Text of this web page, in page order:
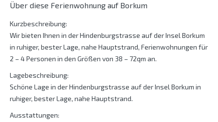
Über diese Ferienwohnung auf Borkum
Kurzbeschreibung:
Wir bieten Ihnen in der Hindenburgstrasse auf der Insel Borkum
in ruhiger, bester Lage, nahe Hauptstrand, Ferienwohnungen für
2 – 4 Personen in den Größen von 38 – 72qm an.
Lagebeschreibung:
Schöne Lage in der Hindenburgstrasse auf der Insel Borkum in
ruhiger, bester Lage, nahe Hauptstrand.
Ausstattungen: